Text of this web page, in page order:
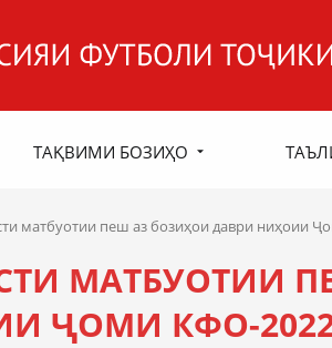
ТАҚВИМИ БОЗИҲО
матбуотии пеш аз бозиҳои даври ниҳоии
МАТБУОТИИ
ҶОМИ КФО-